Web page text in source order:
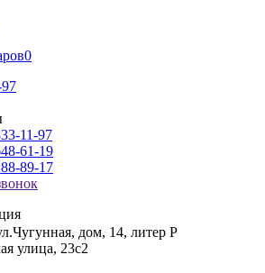
0
11-97
61-19
89-17
дом, 14, литер Р
улица, 23с2